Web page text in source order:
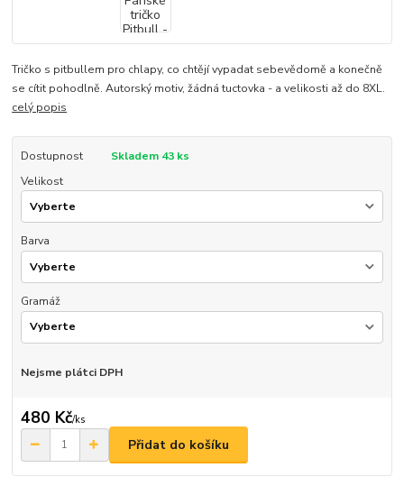
Tričko s pitbullem pro chlapy, co chtějí vypadat sebevědomě a konečně
se cítit pohodlně. Autorský motiv, žádná tuctovka - a velikosti až do 8XL.
celý popis
Dostupnost
Skladem 43 ks
Velikost
Barva
Gramáž
Nejsme plátci DPH
480 Kč/ks
Přidat do košíku